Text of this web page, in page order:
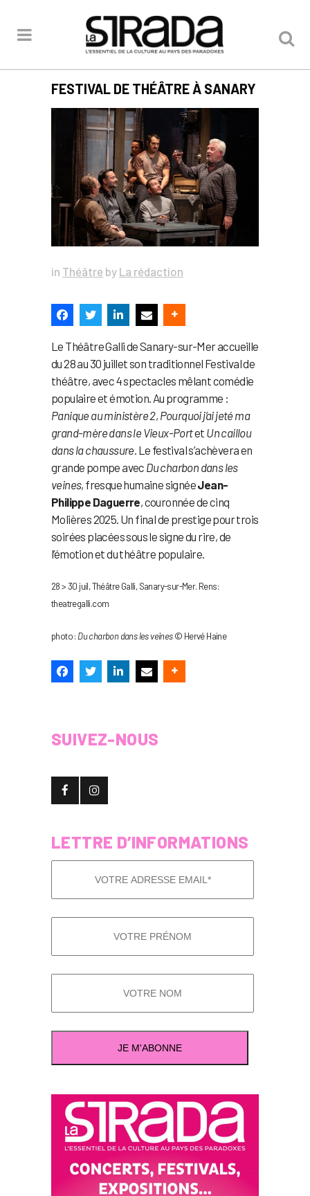
FESTIVAL DE THÉÂTRE À SANARY
in Théâtre by La rédaction
Le Théâtre Galli de Sanary-sur-Mer accueille
du 28 au 30 juillet son traditionnel Festival de
théâtre, avec 4 spectacles mêlant comédie
populaire et émotion. Au programme :
Panique au ministère 2, Pourquoi j’ai jeté ma
grand-mère dans le Vieux-Portet Un caillou
dans la chaussure . Le festival s’achèvera en
grande pompe avec Du charbon dans les
veines, fresque humaine signéeJean-
Philippe Daguerre, couronnée de cinq
Molières 2025. Un final de prestige pour trois
soirées placées sous le signe du rire, de
l’émotion et du théâtre populaire.
28 > 30 juil, Théâtre Galli, Sanary-sur-Mer. Rens:
theatregalli.com
photo : Du charbon dans les veines© Hervé Haine
SUIVEZ-NOUS
LETTRE D’INFORMATIONS